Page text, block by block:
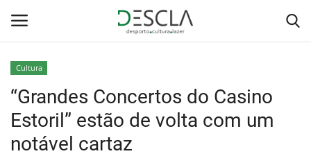
Home
Cultura
“Grandes Concertos do Casino
Estoril” estão de volta com um
notável cartaz